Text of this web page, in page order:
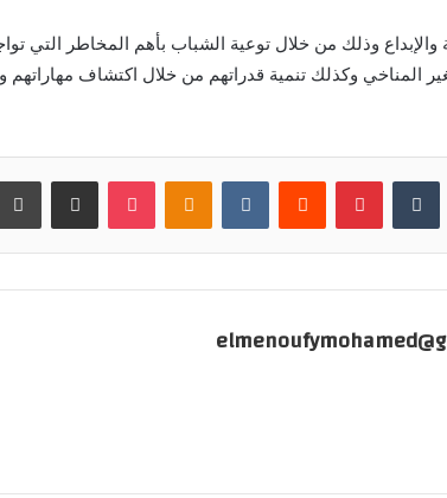
والإبداع وذلك من خلال توعية الشباب بأهم المخاطر التي
المناخي وكذلك تنمية قدراتهم من خلال اكتشاف مهاراتهم
بينتيريست Odnoklassniki
بوكيت مشاركة عبر البريد